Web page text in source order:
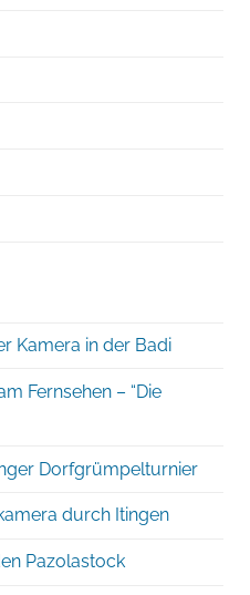
Kamera in der Badi
Fernsehen – “Die
Dorfgrümpelturnier
durch Itingen
Pazolastock